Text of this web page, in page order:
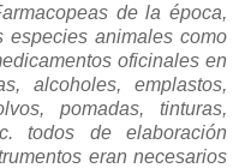
de la época,
especies animales como
oficinales en
alcoholes, emplastos,
pomadas, tinturas,
todos de elaboración
eran necesarios